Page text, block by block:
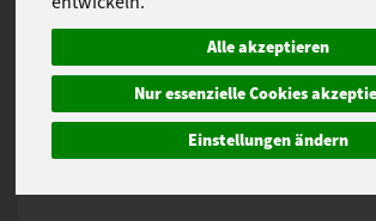
Alle akzeptieren
Nur essenzielle Cookies
Einstellungen ändern